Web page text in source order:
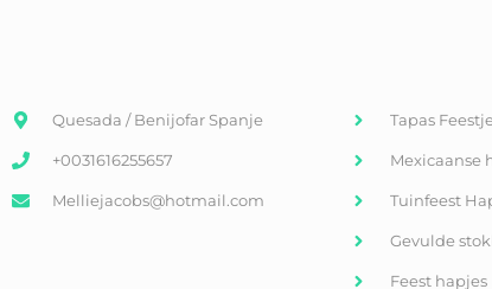
Quesada / Benijofar Spanje
+0031616255657
Melliejacobs@hotmail.com
Tapas Feestje
Mexicaanse
Tuinfeest
Gevulde
Feest hapjes